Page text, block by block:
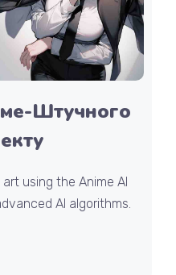
Штучного
using the Anime AI
AI algorithms.